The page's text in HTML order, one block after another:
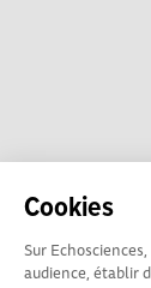
Cookies
Sur
audience, établir
technique et